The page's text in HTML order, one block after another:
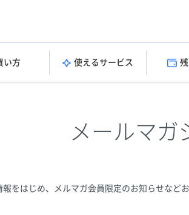
い方 使えるサービス
メールマガ
をはじめ、メルマガ会員限定のお知らせなど